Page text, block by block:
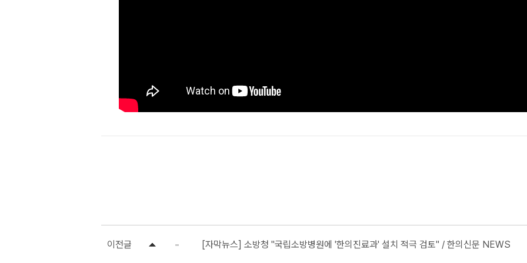
이전글 [자막뉴스] 소방청 "국립소방병원에 '한의진료과' 설치 적극 검토" / 한의신문 NEWS